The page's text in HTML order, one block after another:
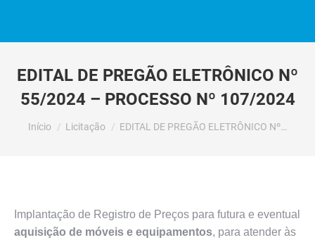
EDITAL DE PREGÃO ELETRÔNICO Nº
55/2024 – PROCESSO Nº 107/2024
Você está aqui:
Início Licitação EDITAL DE PREGÃO ELETRÔNICO Nº…
Implantação de Registro de Preços para futura e eventual
aquisição de móveis e equipamentos, para atender às